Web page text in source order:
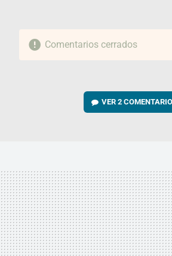
Comentarios cerrados
VER2